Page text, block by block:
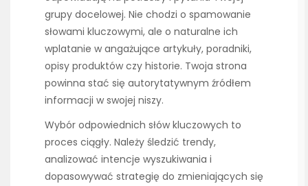
grupy docelowej. Nie chodzi o spamowanie
słowami kluczowymi, ale o naturalne ich
wplatanie w angażujące artykuły, poradniki,
opisy produktów czy historie. Twoja strona
powinna stać się autorytatywnym źródłem
informacji w swojej niszy.
Wybór odpowiednich słów kluczowych to
proces ciągły. Należy śledzić trendy,
analizować intencje wyszukiwania i
dopasowywać strategię do zmieniających się